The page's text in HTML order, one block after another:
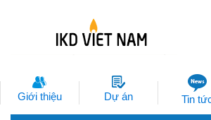
Giới thiệu Dự án Tin